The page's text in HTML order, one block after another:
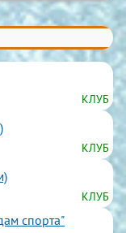
КЛУБ
КЛУБ
КЛУБ
спорта"